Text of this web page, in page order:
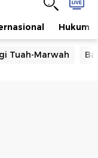
Hukum
Tuah-Marwah